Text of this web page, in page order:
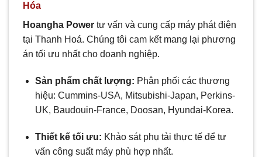
Hóa
Hoangha Power tư vấn và cung cấp máy phát điện
tại Thanh Hoá. Chúng tôi cam kết mang lại phương
án tối ưu nhất cho doanh nghiệp.
Sản phẩm chất lượng: Phân phối các thương
hiệu: Cummins-USA, Mitsubishi-Japan, Perkins-
UK, Baudouin-France, Doosan, Hyundai-Korea.
Thiết kế tối ưu: Khảo sát phụ tải thực tế để tư
vấn công suất máy phù hợp nhất.